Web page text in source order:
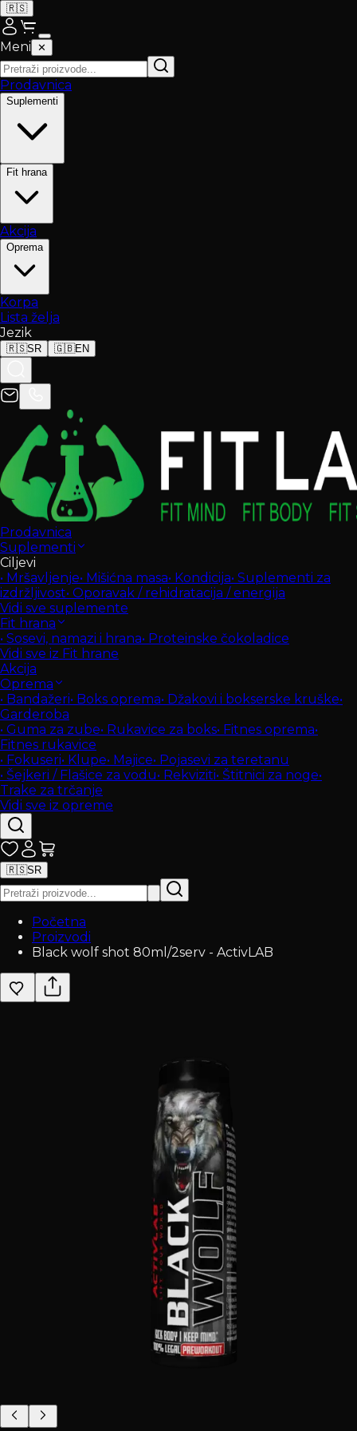
🇷🇸
Meni ✕
Prodavnica
Suplementi
Fit hrana
Akcija
Oprema
Korpa
Lista želja
Jezik
🇷🇸SR 🇬🇧EN
Prodavnica
Suplementi
Ciljevi
• Mršavljenje• Mišićna masa• Kondicija• Suplementi za
izdržljivost• Oporavak / rehidratacija / energija
Vidi sve suplemente
Fit hrana
• Sosevi, namazi i hrana• Proteinske čokoladice
Vidi sve iz Fit hrane
Akcija
Oprema
• Bandažeri• Boks oprema• Džakovi i bokserske kruške•
Garderoba
• Guma za zube• Rukavice za boks• Fitnes oprema•
Fitnes rukavice
• Fokuseri• Klupe• Majice• Pojasevi za teretanu
• Šejkeri / Flašice za vodu• Rekviziti• Štitnici za noge•
Trake za trčanje
Vidi sve iz opreme
🇷🇸SR
Početna
Proizvodi
Black wolf shot 80ml/2serv - ActivLAB